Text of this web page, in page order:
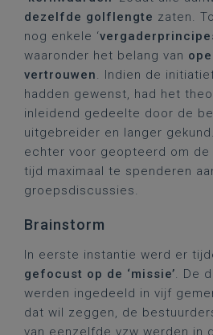
dezelfde golflengte zaten.
nog enkele ‘
waaronder het belang van
vertrouwen. Indien de
hadden gewenst, had het
inleidend gedeelte door de
uitgebreider en langer
echter voor geopteerd om de
tijd maximaal te spenderen
groepsdiscussies.
Brainstorm
In eerste instantie werd er
gefocust op de ‘missie’. De
werden ingedeeld in vijf
dat wil zeggen, de
van eenzelfde vzw werden in